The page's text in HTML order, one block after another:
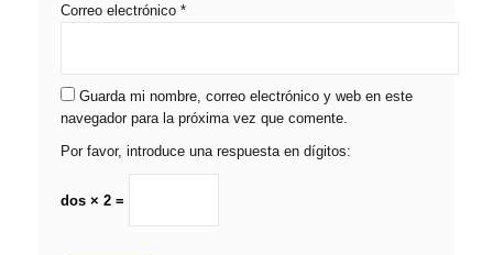
Correo electrónico *
Guarda mi nombre, correo electrónico y web en este
navegador para la próxima vez que comente.
Por favor, introduce una respuesta en dígitos:
dos × 2 =